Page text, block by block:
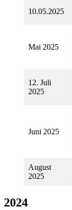
10.05.2025
Mai 2025
12. Juli
2025
Juni 2025
August
2025
2024